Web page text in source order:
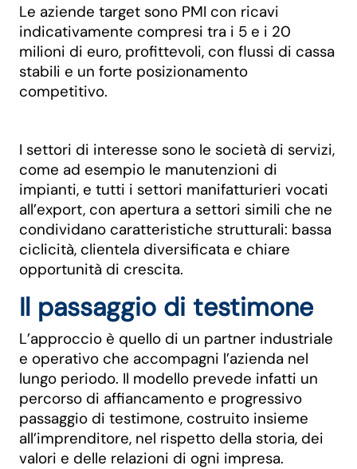
Le aziende target sono PMI con ricavi
indicativamente compresi tra i 5 e i 20
milioni di euro, profittevoli, con flussi di cassa
stabili e un forte posizionamento
competitivo.
I settori di interesse sono le società di servizi,
come ad esempio le manutenzioni di
impianti, e tutti i settori manifatturieri vocati
all’export, con apertura a settori simili che ne
condividano caratteristiche strutturali: bassa
ciclicità, clientela diversificata e chiare
opportunità di crescita.
Il passaggio di testimone
L’approccio è quello di un partner industriale
e operativo che accompagni l’azienda nel
lungo periodo. Il modello prevede infatti un
percorso di affiancamento e progressivo
passaggio di testimone, costruito insieme
all’imprenditore, nel rispetto della storia, dei
valori e delle relazioni di ogni impresa.